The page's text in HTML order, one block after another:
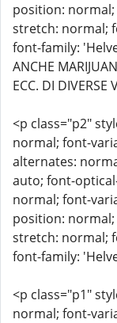
position:
stretch: normal;
font-family:
ANCHE
ECC. DI DIVERSE
<p class="p2"
normal; font-
alternates:
auto; font-
normal; font-
position:
stretch: normal;
font-family:
<p class="p1"
normal; font-